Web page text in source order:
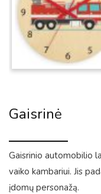
Gaisrinė
Gaisrinio automobilio
vaiko kambariui. Jis
įdomų personažą.